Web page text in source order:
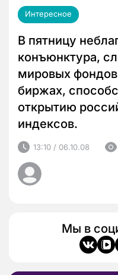
Интересное
В пятницу
конъюнктура,
мировых
биржах,
открытию
индексов.
13:10 / 06.10.08
Мы в